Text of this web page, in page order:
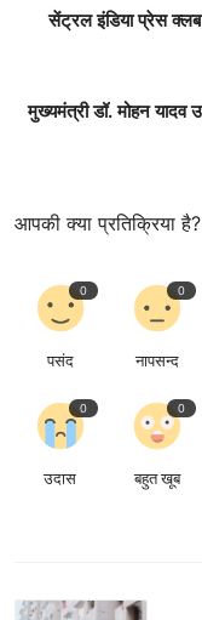
सेंट्रल इंडिया प्रेस क्लब
मुख्यमंत्री डॉ. मोहन
आपकी क्या प्रतिक्रिया है?
0
पसंद
0
नापसन्द
0
उदास
0
बहुत खूब